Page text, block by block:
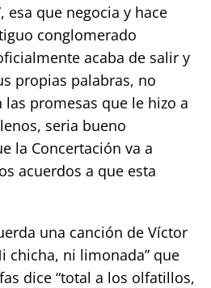
esa que negocia y hace
conglomerado
acaba de salir y
propias palabras, no
promesas que le hizo a
seria bueno
la Concertación va a
acuerdos a que esta
una canción de Víctor
chicha, ni limonada” que
dice “total a los olfatillos,